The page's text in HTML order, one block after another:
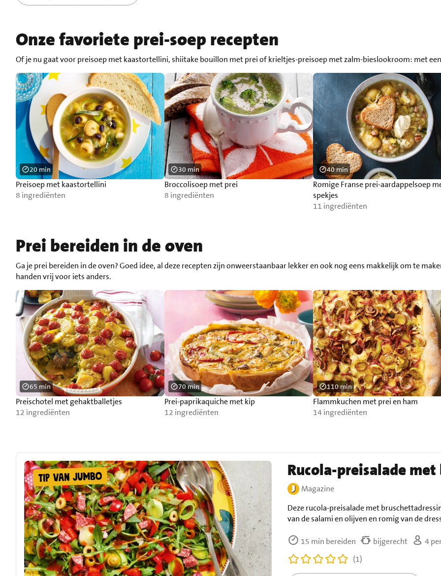
Onze favoriete prei-soep recepten
Of je nu gaat voor preisoep met kaastortellini, shiitake bouillon met prei of krieltjes-preisoep met zalm-bieslookroom: met
Preisoep met kaastortellini
8 ingrediënten
20 min
Broccolisoep met prei
8 ingrediënten
30 min
Romige Franse prei-aardappelsoep
spekjes
11 ingrediënten
40 min
Prei bereiden in de oven
Ga je prei bereiden in de oven? Goed idee, al deze recepten zijn onweerstaanbaar lekker en ook nog eens makkelijk om te
handen vrij voor iets anders.
Preischotel met gehaktballetjes
12 ingrediënten
65 min
Prei-paprikaquiche met kip
12 ingrediënten
70 min
Flammkuchen met prei en ham
14 ingrediënten
110 min
Rucola-preisalade
Magazine
Deze rucola-preisalade met
van de salami en olijven en romig van de
15 min bereiden bijgerecht
4
(1)